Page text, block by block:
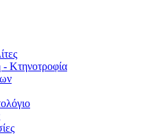
- Κτηνοτροφία